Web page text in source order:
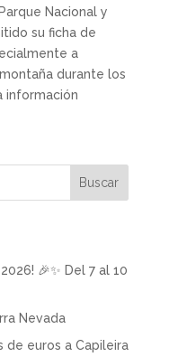
Nacional y
su ficha de
a
durante los
información
Buscar
🎉✨ Del 7 al 10
Nevada
de euros a Capileira